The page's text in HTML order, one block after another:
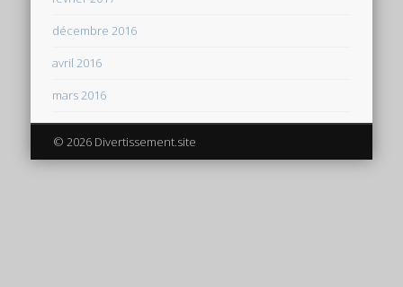
décembre 2016
avril 2016
mars 2016
© 2026 Divertissement.site